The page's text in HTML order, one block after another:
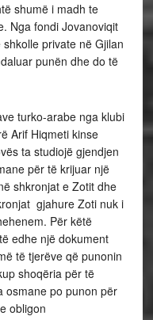
shumë i madh te
Nga fondi Jovanoviqit
private në Gjilan
punën dhe do të
turko-arabe nga klubi
Arif Hiqmeti kinse
ta studiojë gjendjen
për të krijuar një
shkronjat e Zotit dhe
gjahure Zoti nuk i
Për këtë
edhe një dokument
të tjerëve që punonin
shoqëria për të
osmane po punon për
obligon